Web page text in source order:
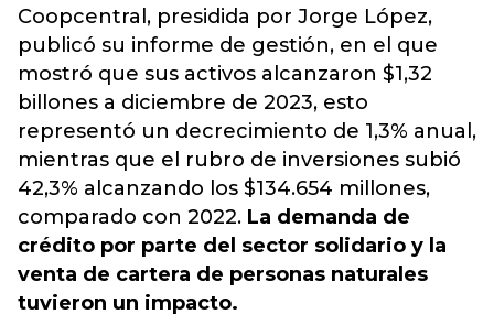
Coopcentral , presidida por Jorge López,
publicó su informe de gestión, en el que
mostró que sus activos alcanzaron $1,32
billones a diciembre de 2023, esto
representó un decrecimiento de 1,3% anual,
mientras que el rubro de inversiones subió
42,3% alcanzando los $134.654 millones,
comparado con 2022. La demanda de
crédito por parte del sector solidario y la
venta de cartera de personas naturales
tuvieron un impacto.